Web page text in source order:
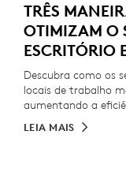
TRÊS
OTIMIZAM O
ESCRITÓRIO
Descubra como os
locais de trabalho
aumentando a
LEIA MAIS